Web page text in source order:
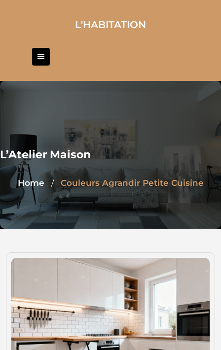
L'HABITATION
L’Atelier Maison
Home / Couleurs Agrandir Petite Cuisine